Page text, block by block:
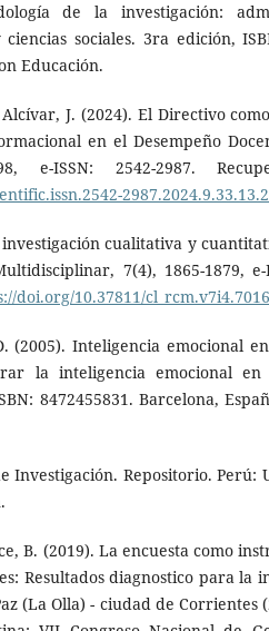
de la investigación:
sociales. 3ra edición,
Educación.
J. (2024). El Directivo
en el Desempeño
e-ISSN: 2542-2987.
investigación cualitativa y
7(4), 1865-1879, e-
doi.org/10.37811/cl_rcm.v7i4.7016
(2005). Inteligencia emocional
la inteligencia emocional en
8472455831. Barcelona,
Investigación. Repositorio. Perú:
B. (2019). La encuesta como
Resultados diagnostico para la
(La Olla) - ciudad de Corrientes